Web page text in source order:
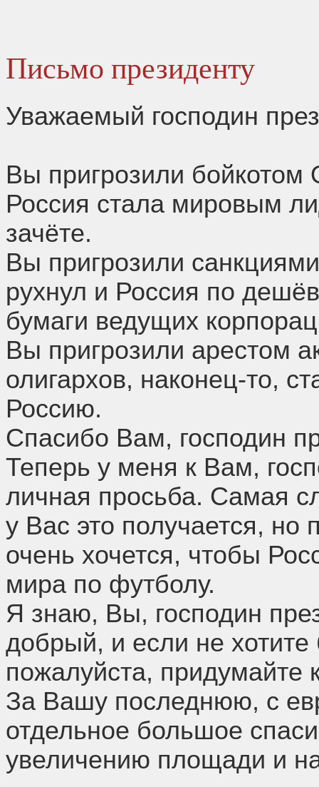
Письмо президенту
Уважаемый господин
Вы пригрозили бойкотом
Россия стала мировым
зачёте.
Вы пригрозили
рухнул и Россия по
бумаги ведущих
Вы пригрозили арестом
олигархов, наконец-то,
Россию.
Спасибо Вам, господин
Теперь у меня к Вам,
личная просьба. Самая
у Вас это получается, но
очень хочется, чтобы
мира по футболу.
Я знаю, Вы, господин
добрый, и если не хотите
пожалуйста, придумайте
За Вашу последнюю, с
отдельное большое
увеличению площади и